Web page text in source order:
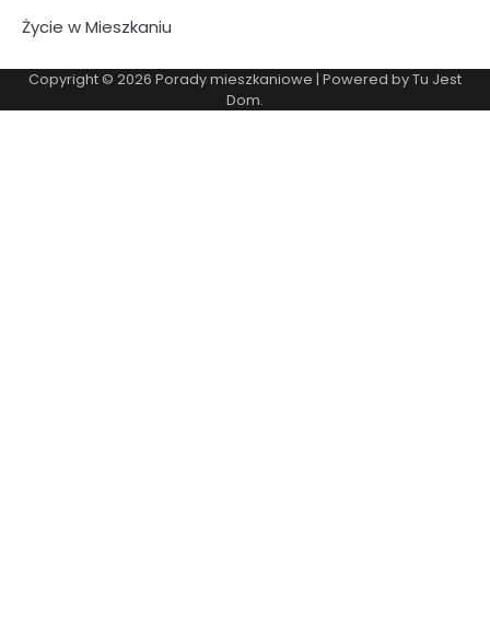
Życie w Mieszkaniu
Copyright © 2026 Porady mieszkaniowe | Powered byTu Jest
Dom.